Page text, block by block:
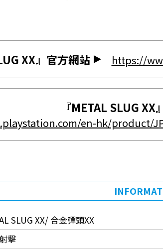
XX』官方網站 https://
『METAL SLUG
en-hk/product/
SLUG XX/ 合金彈頭XX
擊